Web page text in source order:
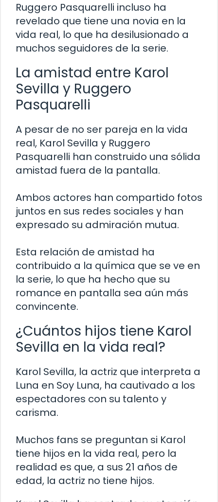
Ruggero Pasquarelli incluso ha
revelado que tiene una novia en la
vida real, lo que ha desilusionado a
muchos seguidores de la serie.
La amistad entre Karol
Sevilla y Ruggero
Pasquarelli
A pesar de no ser pareja en la vida
real, Karol Sevilla y Ruggero
Pasquarelli han construido una sólida
amistad fuera de la pantalla.
Ambos actores han compartido fotos
juntos en sus redes sociales y han
expresado su admiración mutua.
Esta relación de amistad ha
contribuido a la química que se ve en
la serie, lo que ha hecho que su
romance en pantalla sea aún más
convincente.
¿Cuántos hijos tiene Karol
Sevilla en la vida real?
Karol Sevilla, la actriz que interpreta a
Luna en Soy Luna, ha cautivado a los
espectadores con su talento y
carisma.
Muchos fans se preguntan si Karol
tiene hijos en la vida real, pero la
realidad es que, a sus 21 años de
edad, la actriz no tiene hijos.